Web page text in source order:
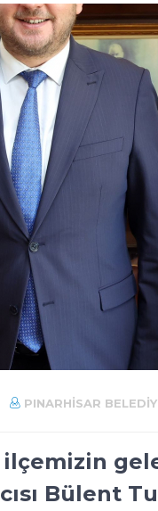
PINARHISAR
ilçemizin
Bülent